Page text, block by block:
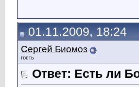
01.11.2009, 18:24
Сергей Биомоз
гость
Ответ: Есть ли